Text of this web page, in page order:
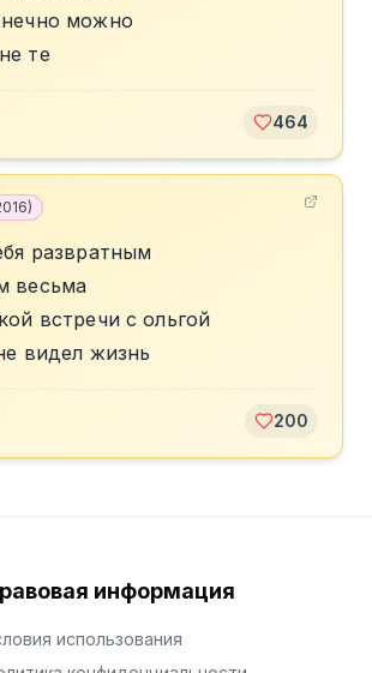
можно
те
464
)
развратным
весьма
встречи с ольгой
видел жизнь
200
информация
использования